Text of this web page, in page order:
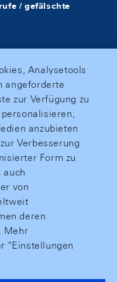
/ gefälschte
Analysetools
angeforderte
zur Verfügung zu
anzubieten
Verbesserung
Form zu
auch
von
deren
Mehr
"Einstellungen